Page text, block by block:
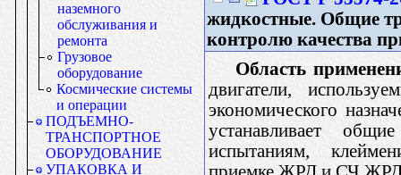
наземного
обслуживания и
ремонта
Грузовое
оборудование
Космические системы
и операции
ПОДЪЕМНО-
ТРАНСПОРТНОЕ
ОБОРУДОВАНИЕ
УПАКОВКА И
жидкостные. Общие
контролю качества
Область
двигатели,
экономического
устанавливает
испытаниям,